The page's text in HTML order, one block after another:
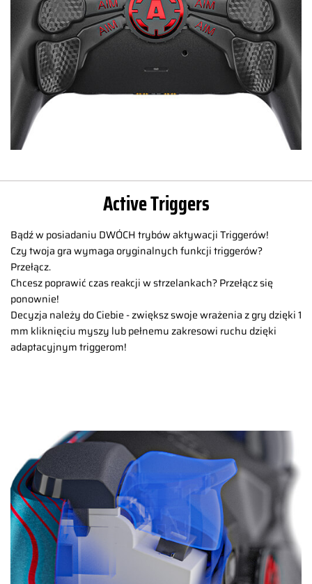
Active Triggers
Bądź w posiadaniu DWÓCH trybów aktywacji Triggerów!
Czy twoja gra wymaga oryginalnych funkcji triggerów?
Przełącz.
Chcesz poprawić czas reakcji w strzelankach? Przełącz się
ponownie!
Decyzja należy do Ciebie - zwiększ swoje wrażenia z gry dzięki 1
mm kliknięciu myszy lub pełnemu zakresowi ruchu dzięki
adaptacyjnym triggerom!